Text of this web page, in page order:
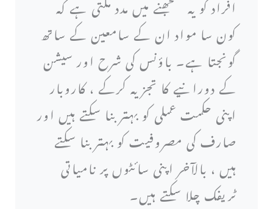
کون سا مواد ان کے سامعین کے ساتھ
گونجتا ہے۔ باؤنس کی شرح اور سیشن
کے دورانیے کا تجزیہ کرکے ، کاروبار
اپنی حکمت عملی کو بہتر بنا سکتے ہیں اور
صارف کی مصروفیت کو بہتر بنا سکتے
ہیں ، بالآخر اپنی سائٹوں پر نامیاتی
ٹریفک چلا سکتے ہیں۔